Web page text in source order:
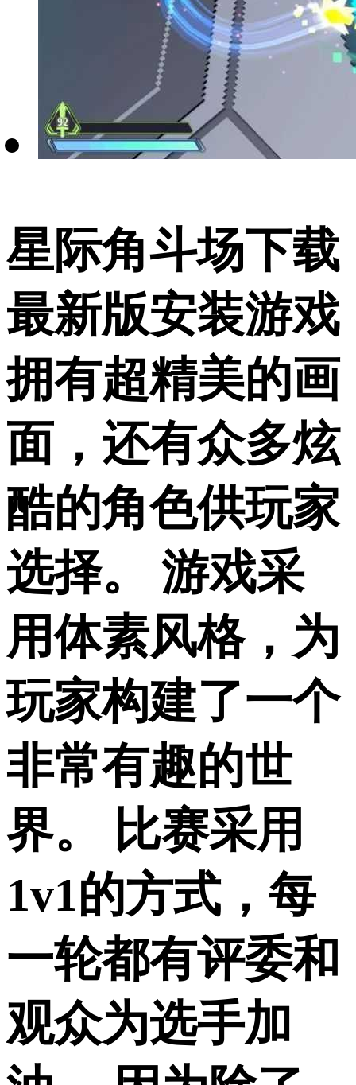
星际角斗场下载
最新版安装游戏
拥有超精美的画
面，还有众多炫
酷的角色供玩家
选择。 游戏采
用体素风格，为
玩家构建了一个
非常有趣的世
界。 比赛采用
1v1的方式，每
一轮都有评委和
观众为选手加